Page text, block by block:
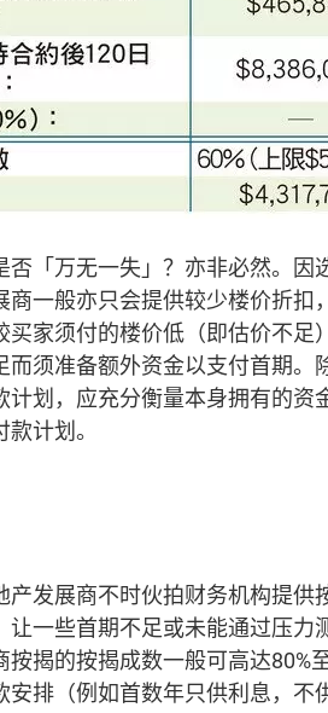
否「万无一失」？亦非必然。
商一般亦只会提供较少楼价折
家须付的楼价低（即估价不足
而须准备额外资金以支付首期
计划，应充分衡量本身拥有的
计划。
产发展商不时伙拍财务机构提
让一些首期不足或未能通过压
揭的按揭成数一般可高达80%
安排（例如首数年只供利息，